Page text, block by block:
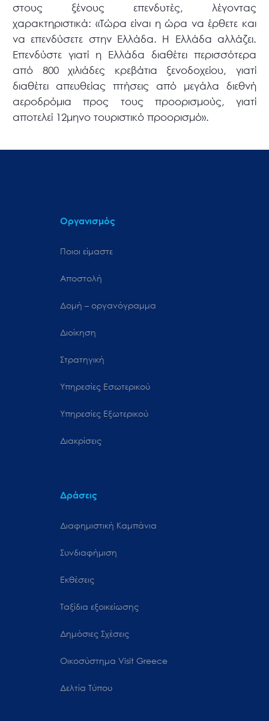
στους ξένους επενδυτές, λέγοντας
χαρακτηριστικά: «Τώρα είναι η ώρα να έρθετε και
να επενδύσετε στην Ελλάδα. Η Ελλάδα αλλάζει.
Επενδύστε γιατί η Ελλάδα διαθέτει περισσότερα
από 800 χιλιάδες κρεβάτια ξενοδοχείου, γιατί
διαθέτει απευθείας πτήσεις από μεγάλα διεθνή
αεροδρόμια προς τους προορισμούς, γιατί
αποτελεί 12μηνο τουριστικό προορισμό».
Οργανισμός
Ποιοι είμαστε
Αποστολή
Δομή – οργανόγραμμα
Διοίκηση
Στρατηγική
Υπηρεσίες Εσωτερικού
Υπηρεσίες Εξωτερικού
Διακρίσεις
Δράσεις
Διαφημιστική Καμπάνια
Συνδιαφήμιση
Εκθέσεις
Ταξίδια εξοικείωσης
Δημόσιες Σχέσεις
Oικοσύστημα Visit Greece
Δελτία Τύπου